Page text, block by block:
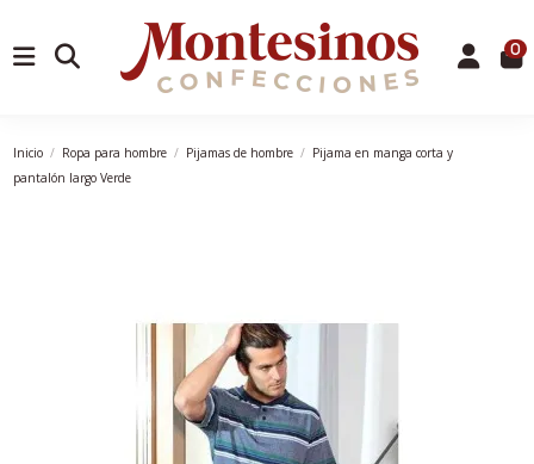
0
Inicio Ropa para hombre Pijamas de hombre
Pijama en manga corta y
pantalón largo Verde